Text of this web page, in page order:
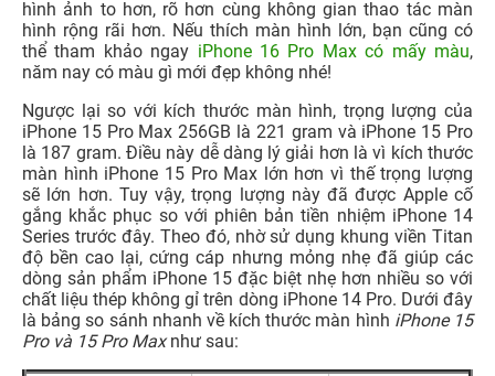
hình ảnh to hơn, rõ hơn cùng không gian thao tác màn
hình rộng rãi hơn. Nếu thích màn hình lớn, bạn cũng có
thể tham khảo ngay iPhone 16 Pro Max có mấy màu,
năm nay có màu gì mới đẹp không nhé!
Ngược lại so với kích thước màn hình, trọng lượng của
iPhone 15 Pro Max 256GB là 221 gram và iPhone 15 Pro
là 187 gram. Điều này dễ dàng lý giải hơn là vì kích thước
màn hình iPhone 15 Pro Max lớn hơn vì thế trọng lượng
sẽ lớn hơn. Tuy vậy, trọng lượng này đã được Apple cố
gắng khắc phục so với phiên bản tiền nhiệm iPhone 14
Series trước đây. Theo đó, nhờ sử dụng khung viền Titan
độ bền cao lại, cứng cáp nhưng mỏng nhẹ đã giúp các
dòng sản phẩm iPhone 15 đặc biệt nhẹ hơn nhiều so với
chất liệu thép không gỉ trên dòng iPhone 14 Pro. Dưới đây
là bảng so sánh nhanh về kích thước màn hình iPhone 15
Pro và 15 Pro Maxnhư sau: